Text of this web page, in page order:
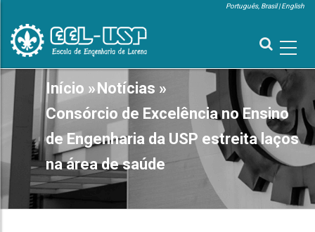
para
principal
Português, Brasil English
TRILHA
DE
NAVEGAÇÃO
Início » Notícias »
Consórcio de Excelência no Ensino
de Engenharia da USP estreita laços
na área de saúde